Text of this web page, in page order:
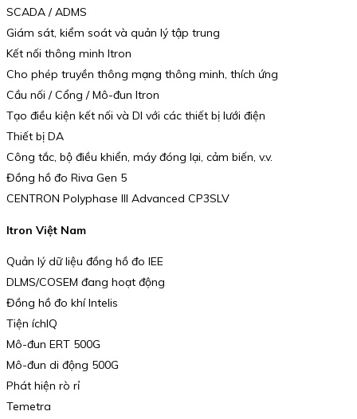
SCADA / ADMS
Giám sát, kiểm soát và quản lý tập trung
Kết nối thông minh Itron
Cho phép truyền thông mạng thông minh, thích ứng
Cầu nối / Cổng / Mô-đun Itron
Tạo điều kiện kết nối và DI với các thiết bị lưới điện
Thiết bị DA
Công tắc, bộ điều khiển, máy đóng lại, cảm biến, v.v.
Đồng hồ đo Riva Gen 5
CENTRON Polyphase III Advanced CP3SLV
Itron Việt Nam
Quản lý dữ liệu đồng hồ đo IEE
DLMS/COSEM đang hoạt động
Đồng hồ đo khí Intelis
Tiện íchIQ
Mô-đun ERT 500G
Mô-đun di động 500G
Phát hiện rò rỉ
Temetra